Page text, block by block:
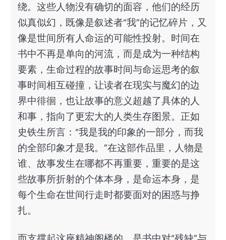
绕。这些人物没有确切的面容，他们的经历
似真似幻，既像是叙述者“我”的记忆碎片，又
像是世间所有人命运的可能性投射。时间在
书中不再是单向的河流，而是成为一种结构
要素，生命过程的故事时间与命运思考的叙
事时间相互碰撞，让读者在现实与魔幻的边
界中徘徊，也让故事的意义超越了具体的人
和事，指向了更宏大的人类生存图景。正如
史铁生所言：“我是我的印象的一部分，而我
的全部印象才是我。”在这部作品里，人物是
谁、故事发生在哪都不再重要，重要的是这
些故事所折射的个体本身，是命运本身，是
每个生命在世间行走时都要面对的困惑与挣
扎。